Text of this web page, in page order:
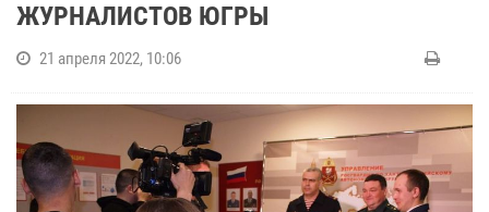
ЖУРНАЛИСТОВ ЮГРЫ
21 апреля 2022, 10:06